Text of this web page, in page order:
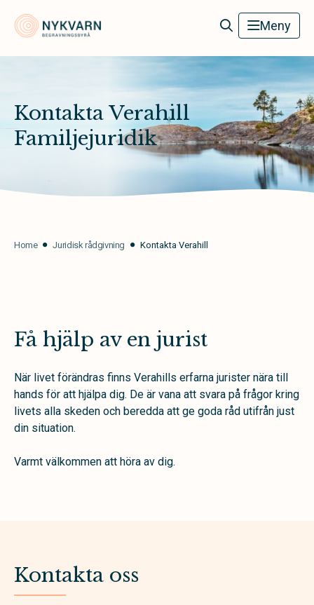
Nykvarn Begravningsbyrå Meny
Kontakta Verahill
Familjejuridik
Home Juridisk rådgivning Kontakta Verahill
Få hjälp av en jurist
När livet förändras finns Verahills erfarna jurister nära till
hands för att hjälpa dig. De är vana att svara på frågor kring
livets alla skeden och beredda att ge goda råd utifrån just
din situation.
Varmt välkommen att höra av dig.
Kontakta oss